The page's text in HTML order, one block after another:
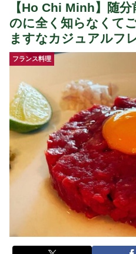
【Ho Chi Minh】随
のに全く知らなくて
ますなカジュアルフ
フランス料理